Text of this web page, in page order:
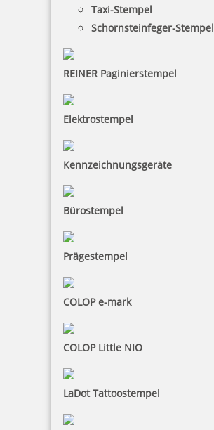
Taxi-Stempel
Schornsteinfeger-Stempel
REINER Paginierstempel
Elektrostempel
Kennzeichnungsgeräte
Bürostempel
Prägestempel
COLOP e-mark
COLOP Little NIO
LaDot Tattoostempel